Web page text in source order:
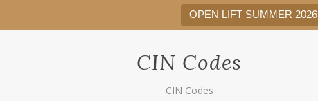
OPEN LIFT SUMMER 2026
CIN Codes
CIN Codes